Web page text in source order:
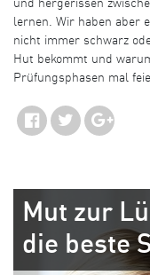
und hergerissen
lernen. Wir haben aber
nicht immer schwarz
Hut bekommt und
Prüfungsphasen mal
Mut zur
die beste